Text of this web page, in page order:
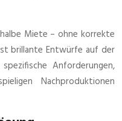
Miete – ohne korrekte
brillante Entwürfe auf der
Anforderungen,
Nachproduktionen